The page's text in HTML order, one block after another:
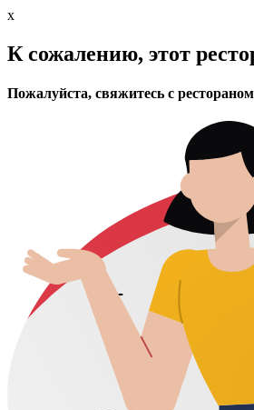
x
К сожалению, этот
Пожалуйста, свяжитесь с